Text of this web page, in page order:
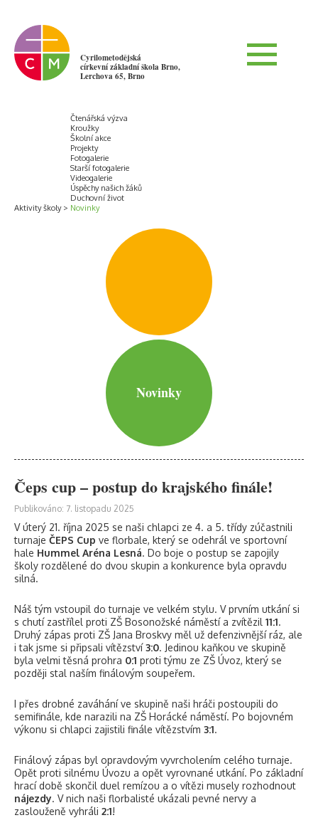
Cyrilometodějská
církevní základní škola Brno,
Lerchova 65, Brno
Aktivity školy
Čtenářská výzva
Kroužky
Školní akce
Projekty
Fotogalerie
Starší fotogalerie
Videogalerie
Úspěchy našich žáků
Duchovní život
Novinky
Novinky
Čeps cup – postup do krajského finále!
Publikováno: 7. listopadu 2025
V úterý 21. října 2025 se naši chlapci ze 4. a 5. třídy zúčastnili
turnaje ČEPS Cup ve florbale, který se odehrál ve sportovní
hale Hummel Aréna Lesná. Do boje o postup se zapojily
školy rozdělené do dvou skupin a konkurence byla opravdu
silná.
Náš tým vstoupil do turnaje ve velkém stylu. V prvním utkání si
s chutí zastřílel proti ZŠ Bosonožské náměstí a zvítězil 11:1.
Druhý zápas proti ZŠ Jana Broskvy měl už defenzivnější ráz, ale
i tak jsme si připsali vítězství3:0. Jedinou kaňkou ve skupině
byla velmi těsná prohra 0:1 proti týmu ze ZŠ Úvoz, který se
později stal naším finálovým soupeřem.
I přes drobné zaváhání ve skupině naši hráči postoupili do
semifinále, kde narazili na ZŠ Horácké náměstí. Po bojovném
výkonu si chlapci zajistili finále vítězstvím 3:1.
Finálový zápas byl opravdovým vyvrcholením celého turnaje.
Opět proti silnému Úvozu a opět vyrovnané utkání. Po základní
hrací době skončil duel remízou a o vítězi musely rozhodnout
nájezdy. V nich naši florbalisté ukázali pevné nervy a
zaslouženě vyhráli 2:1!